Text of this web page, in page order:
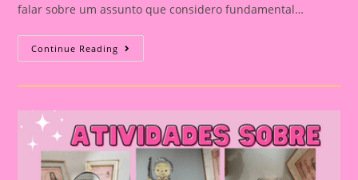
falar sobre um assunto que considero fundamental…
Continue Reading Atividades
Para
Brasil
Com
Crianças
|
Aula
Divertida